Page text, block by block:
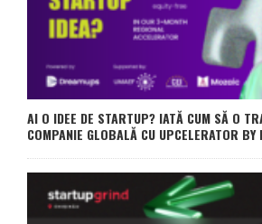
AI O IDEE DE STARTUP? IATĂ CUM SĂ O
COMPANIE GLOBALĂ CU UPCELERATOR BY